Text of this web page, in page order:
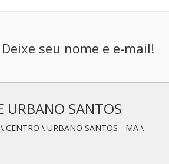
seu nome e e-mail!
URBANO SANTOS
\ URBANO SANTOS - MA \